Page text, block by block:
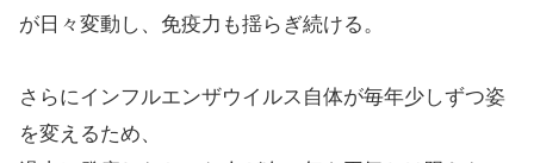
が日々変動し、免疫力も揺らぎ続ける。
さらにインフルエンザウイルス自体が毎年少しずつ姿
を変えるため、